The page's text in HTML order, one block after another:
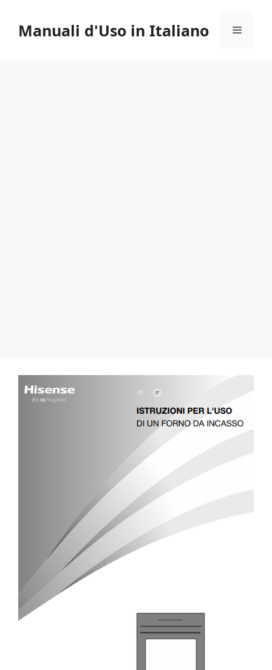
contenuto
Manuali d'Uso in Italiano Menu